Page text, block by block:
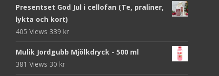
Presentset God Jul i cellofan (Te, praliner,
lykta och kort)
405 Views 339 kr
Mulik Jordgubb Mjölkdryck - 500 ml
381 Views 30 kr